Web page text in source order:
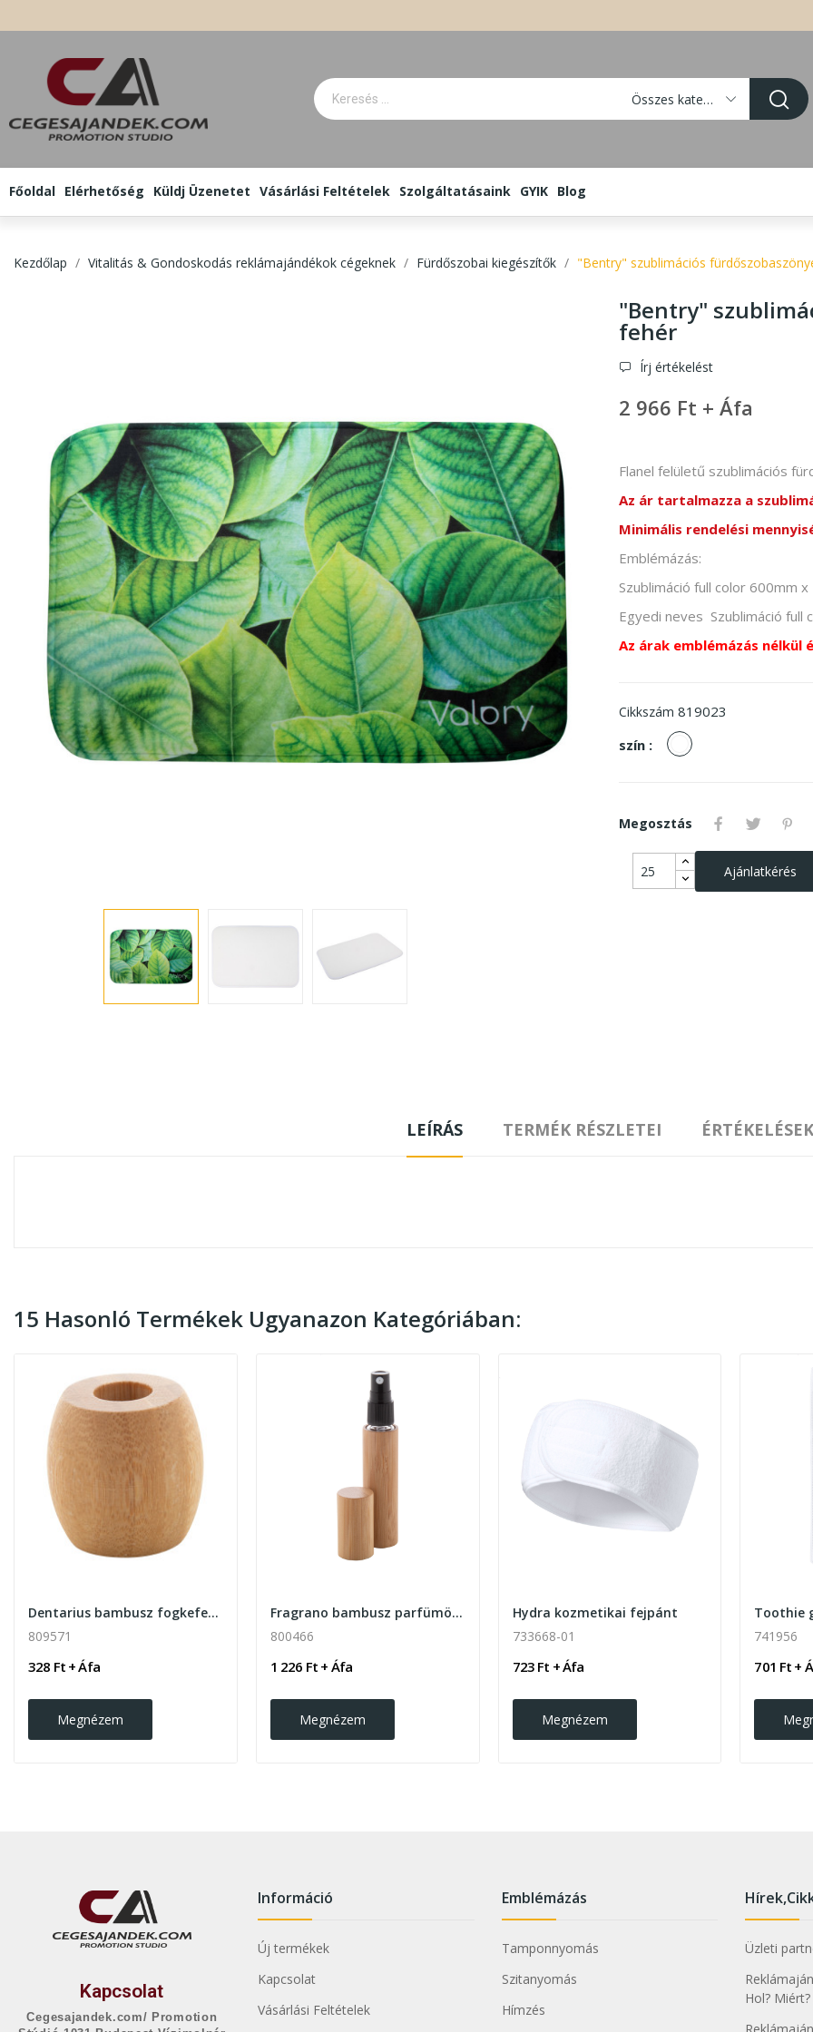
Összes kategória
Főoldal Elérhetőség Küldj Üzenetet Vásárlási Feltételek Szolgáltatásaink GYIK Blog
Kezdőlap Vitalitás & Gondoskodás reklámajándékok cégeknek Fürdőszobai kiegészítők "Bentry" szublimációs
"Bentry"
fehér
Írj értékelést
2 966 Ft + Áfa
Flanel felületű szublimációs
Az ár tartalmazza a
Minimális rendelési
Emblémázás:
Szublimáció full color 600mm
Egyedi neves Szublimáció full
Az árak emblémázás nélkül
Cikkszám 819023
szín :
fehér
Megosztás
Ajánlatkérés
LEÍRÁS TERMÉK RÉSZLETEI ÉRTÉKELÉSEK
15 Hasonló Termékek Ugyanazon Kategóriában:
Dentarius bambusz fogkefetartó
809571
328 Ft + Áfa
Megnézem
Fragrano bambusz parfümös üveg
800466
1 226 Ft + Áfa
Megnézem
Hydra kozmetikai fejpánt
733668-01
723 Ft + Áfa
Megnézem
Toothie
741956
701 Ft +
Kapcsolat
Cegesajandek.com/ Promotion
Információ
Új termékek
Kapcsolat
Vásárlási Feltételek
Emblémázás
Tamponnyomás
Szitanyomás
Hímzés
Üzleti
Hol? Miért?